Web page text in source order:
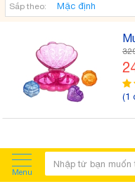
Sắp theo:
(1
Menu